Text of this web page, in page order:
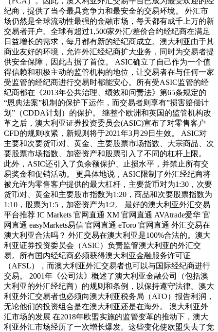
纪商，提供了当今最具竞争力和最安全的交易环境。 外汇市
场仍然是全球流动性最强的金融市场，每天都有成千上万的新
交易者开户。全球有超过1,500家外汇/差价合约经纪商在满足
日益增长的需求，每月都有新的经纪商成立。澳大利亚由于其
商业友好的环境，允许外汇经纪商扩大业务，同时为交易者提
供安全保障，因此占据了首位。 ASIC确立了自己作为一个值
得信赖和积极主动的监管机构的地位，让交易者在与任何一家
受监管的经纪商进行交易时都能安心。所有受ASIC监管的经
纪商都在《2013年公共治理、绩效和问责法》第65条规定的
“恩典法案”机制的保护下运作，而交易者则享有”损害赔偿计
划”（CDDA计划）的保护。 继整个欧洲和英国的监管机构改
革之后，澳大利亚证券投资委员会(ASIC)宣布了对零售客户
CFD的规则收紧，新规则将于2021年3月29日生效。 ASIC对
主要和次要货币对、黄金、主要股票市场指数、大宗商品、次
要股票市场指数、加密资产和股票引入了不同的杠杆上限。
此外，ASIC还引入了负余额保护、止损水平，并禁止所有交
易奖金和促销活动。 更具体地说，ASIC限制了外汇经纪商将
被允许为零售客户提供的最大杠杆，主要货币对为1:30，次要
货币对、黄金和主要股市指数为1:20，商品和次要股票指数为
1:10，股票为1:5，加密资产为1:2。 最好的澳大利亚外汇交易
平台推荐 IC Markets 官网直通 XM 官网直通 AVAtrade爱华 官
网直通 easyMarkets易信 官网直通 eToro 官网直通 外汇交易在
澳大利亚合法吗？ 外汇交易在澳大利亚是100%合法的。澳大
利亚证券投资委员会（ASIC）负责监管澳大利亚的外汇交
易。所有国内经纪商必须获得澳大利亚金融服务许可证
（AFSL），而澳大利亚外汇交易者也可以与国际经纪商进行
交易。 2001年《公司法》概述了澳大利亚金融公司（包括澳
大利亚的外汇经纪商）的规则和条例，以保持遵守法律。澳大
利亚外汇交易者也必须向澳大利亚税务局（ATO）报告利润，
无论他们的投资组合是在澳大利亚还是在海外。 澳大利亚外
汇市场的发展 在2018年欧盟实施的监管变革的推动下，澳大
利亚外汇市场经历了一次增长爆发。这些变化使欧盟失去了竞